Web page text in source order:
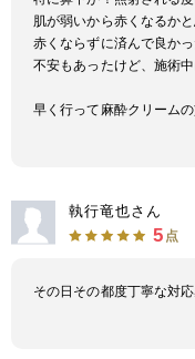
肌が弱いから赤くなるか
赤くならずに済んで良かっ
不安もあったけど、施術
早く行って麻酔クリーム
執行竜也さん
5 点
その日その都度丁寧な対応